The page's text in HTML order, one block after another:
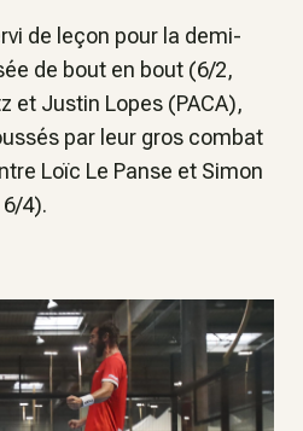
de leçon pour la demi-
de bout en bout (6/2,
et Justin Lopes (PACA),
par leur gros combat
Loïc Le Panse et Simon
4).